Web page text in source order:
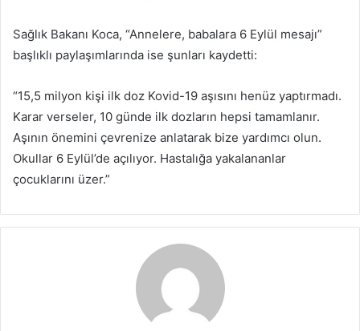
Sağlık Bakanı Koca, “Annelere, babalara 6 Eylül mesajı”
başlıklı paylaşımlarında ise şunları kaydetti:
“15,5 milyon kişi ilk doz Kovid-19 aşısını henüz yaptırmadı.
Karar verseler, 10 günde ilk dozların hepsi tamamlanır.
Aşının önemini çevrenize anlatarak bize yardımcı olun.
Okullar 6 Eylül’de açılıyor. Hastalığa yakalananlar
çocuklarını üzer.”